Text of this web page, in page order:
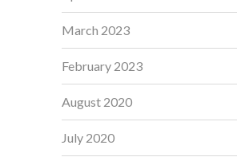
March 2023
February 2023
August 2020
July 2020